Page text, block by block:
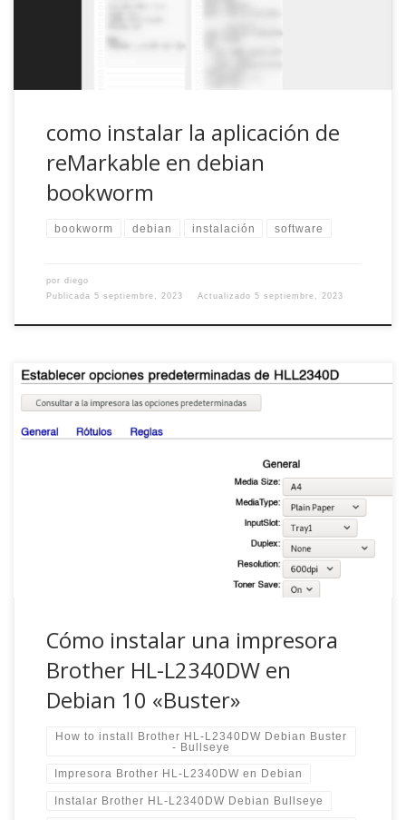
el ordenador, tableta o móvil, todo […]
como instalar la aplicación de
reMarkable en debian
bookworm
bookworm debian instalación software
por diego
Publicada 5 septiembre, 2023 Actualizado 5 septiembre, 2023
Entrada lo más resumida posible debido a mi falta de
directamente al final en «la solución». Situación y de dónde
vino el problema: Yo usaba Debian Testing desde 2019 y
esta impresora en mis Debian desde hace unos 5 años y
Cómo instalar una impresora
Brother HL-L2340DW en
Debian 10 «Buster»
How to install Brother HL-L2340DW Debian Buster
- Bullseye
Impresora Brother HL-L2340DW en Debian
Instalar Brother HL-L2340DW Debian Bullseye